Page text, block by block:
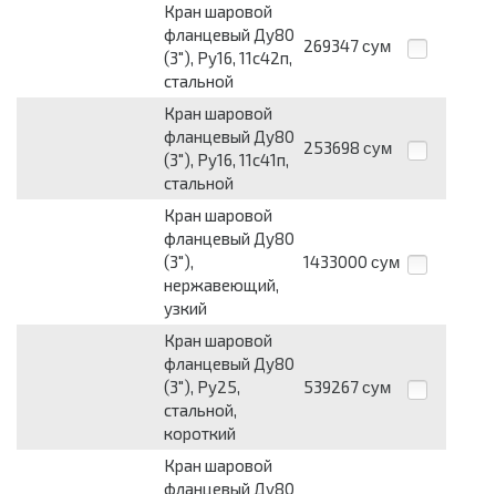
Кран шаровой
фланцевый Ду80
(3"), Ру16, 11с42п,
стальной
269347 сум
Кран шаровой
фланцевый Ду80
(3"), Ру16, 11с41п,
стальной
253698 сум
Кран шаровой
фланцевый Ду80
(3"),
нержавеющий,
узкий
1433000 сум
Кран шаровой
фланцевый Ду80
(3"), Ру25,
стальной,
короткий
539267 сум
Кран шаровой
фланцевый Ду80